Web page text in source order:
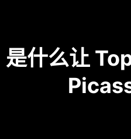
是什么让